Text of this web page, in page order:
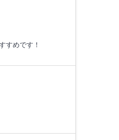
すめです！